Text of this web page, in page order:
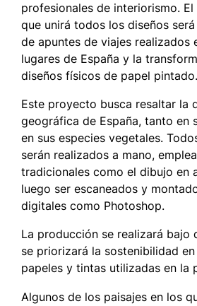
profesionales de interiorismo.
que unirá todos los diseños
de apuntes de viajes realizados
lugares de España y la
diseños físicos de papel pintado.
Este proyecto busca resaltar la
geográfica de España, tanto en
en sus especies vegetales.
serán realizados a mano,
tradicionales como el dibujo en
luego ser escaneados y
digitales como Photoshop.
La producción se realizará bajo
se priorizará la sostenibilidad
papeles y tintas utilizadas en la
Algunos de los paisajes en los